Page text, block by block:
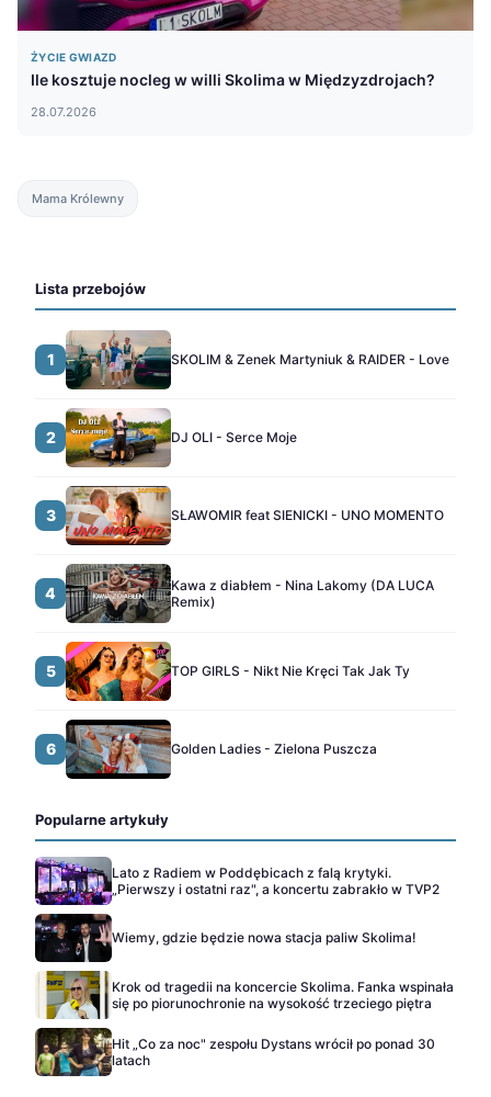
ŻYCIE GWIAZD
Ile kosztuje nocleg w willi Skolima w Międzyzdrojach?
28.07.2026
Mama Królewny
Lista przebojów
1 SKOLIM & Zenek Martyniuk & RAIDER - Love
2 DJ OLI - Serce Moje
3 SŁAWOMIR feat SIENICKI - UNO MOMENTO
4
Kawa z diabłem - Nina Lakomy (DA LUCA
Remix)
5 TOP GIRLS - Nikt Nie Kręci Tak Jak Ty
6 Golden Ladies - Zielona Puszcza
Popularne artykuły
Lato z Radiem w Poddębicach z falą krytyki.
„Pierwszy i ostatni raz", a koncertu zabrakło w TVP2
Wiemy, gdzie będzie nowa stacja paliw Skolima!
Krok od tragedii na koncercie Skolima. Fanka wspinała
się po piorunochronie na wysokość trzeciego piętra
Hit „Co za noc" zespołu Dystans wrócił po ponad 30
latach